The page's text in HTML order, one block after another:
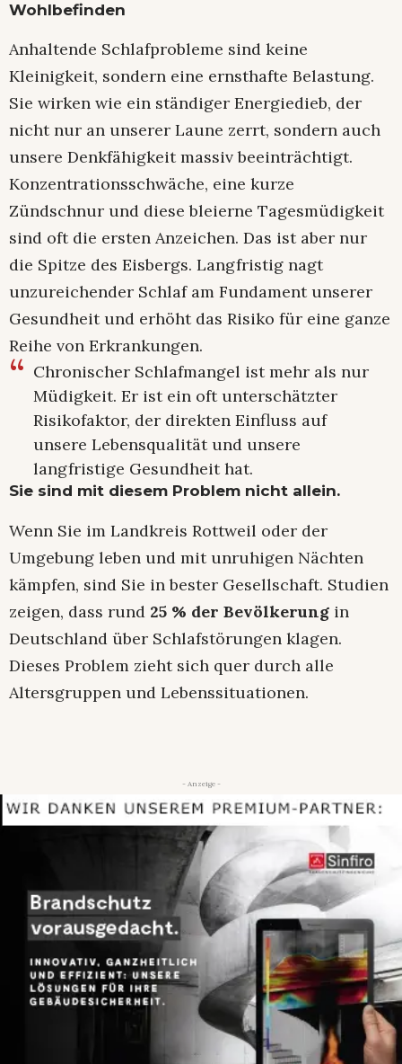
Wohlbefinden
Anhaltende Schlafprobleme sind keine
Kleinigkeit, sondern eine ernsthafte Belastung.
Sie wirken wie ein ständiger Energiedieb, der
nicht nur an unserer Laune zerrt, sondern auch
unsere Denkfähigkeit massiv beeinträchtigt.
Konzentrationsschwäche, eine kurze
Zündschnur und diese bleierne Tagesmüdigkeit
sind oft die ersten Anzeichen. Das ist aber nur
die Spitze des Eisbergs. Langfristig nagt
unzureichender Schlaf am Fundament unserer
Gesundheit und erhöht das Risiko für eine ganze
Reihe von Erkrankungen.
Chronischer Schlafmangel ist mehr als nur
Müdigkeit. Er ist ein oft unterschätzter
Risikofaktor, der direkten Einfluss auf
unsere Lebensqualität und unsere
langfristige Gesundheit hat.
Sie sind mit diesem Problem nicht allein.
Wenn Sie im Landkreis Rottweil oder der
Umgebung leben und mit unruhigen Nächten
kämpfen, sind Sie in bester Gesellschaft. Studien
zeigen, dass rund 25 % der Bevölkerung in
Deutschland über Schlafstörungen klagen.
Dieses Problem zieht sich quer durch alle
Altersgruppen und Lebenssituationen.
- Anzeige -